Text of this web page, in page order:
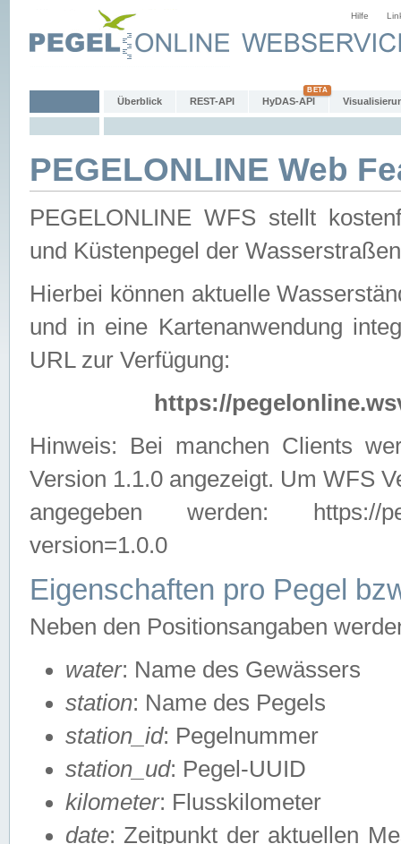
Hilfe
Überblick REST-API HyDAS-API
PEGELONLINE Web
PEGELONLINE WFS stellt
und Küstenpegel der
Hierbei können aktuelle
und in eine Kartenanwendung
URL zur Verfügung:
https://
Hinweis: Bei manchen Clients
Version 1.1.0 angezeigt. Um WFS
angegeben werden: https://
version=1.0.0
Eigenschaften pro Pegel
Neben den Positionsangaben
water: Name des Gewässers
station: Name des Pegels
station_id: Pegelnummer
station_ud: Pegel-UUID
kilometer: Flusskilometer
date: Zeitpunkt der aktuellen